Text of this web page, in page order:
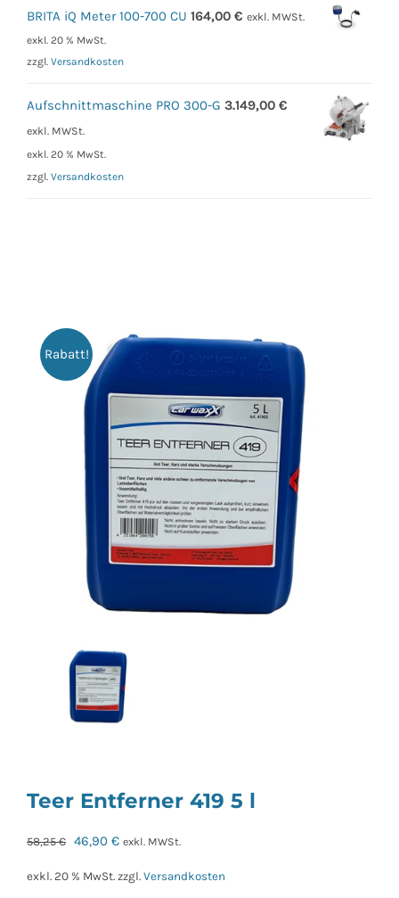
Rabatt!
Teer Entferner 419 5 l
58,25€ Ursprünglicher
46,90 €Aktueller
exkl. MWSt.
exkl. 20 % MwSt. zzgl. Versandkosten
BRITA iQ Meter 100-700 CU 164,00 € exkl. MWSt.
exkl. 20 % MwSt.
zzgl. Versandkosten
Aufschnittmaschine PRO 300-G 3.149,00 €
exkl. MWSt.
exkl. 20 % MwSt.
zzgl. Versandkosten